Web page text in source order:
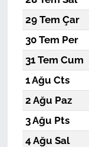
29 Tem Çar
30 Tem Per
31 Tem Cum
1 Ağu Cts
2 Ağu Paz
3 Ağu Pts
4 Ağu Sal